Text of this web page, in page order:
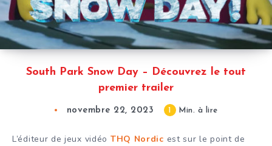
South Park Snow Day – Découvrez le tout
premier trailer
novembre 22, 2023 1 Min. à lire
L’éditeur de jeux vidéo THQ Nordic est sur le point de